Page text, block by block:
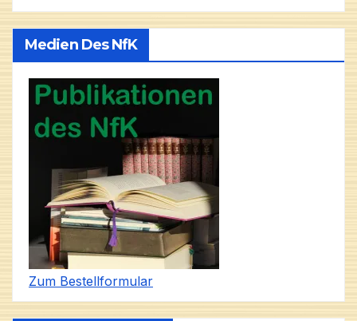
Medien Des NfK
Zum Bestellformular